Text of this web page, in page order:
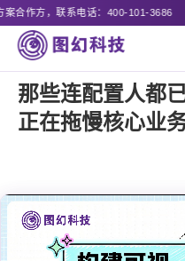
那些连配置人都
正在拖慢核心业